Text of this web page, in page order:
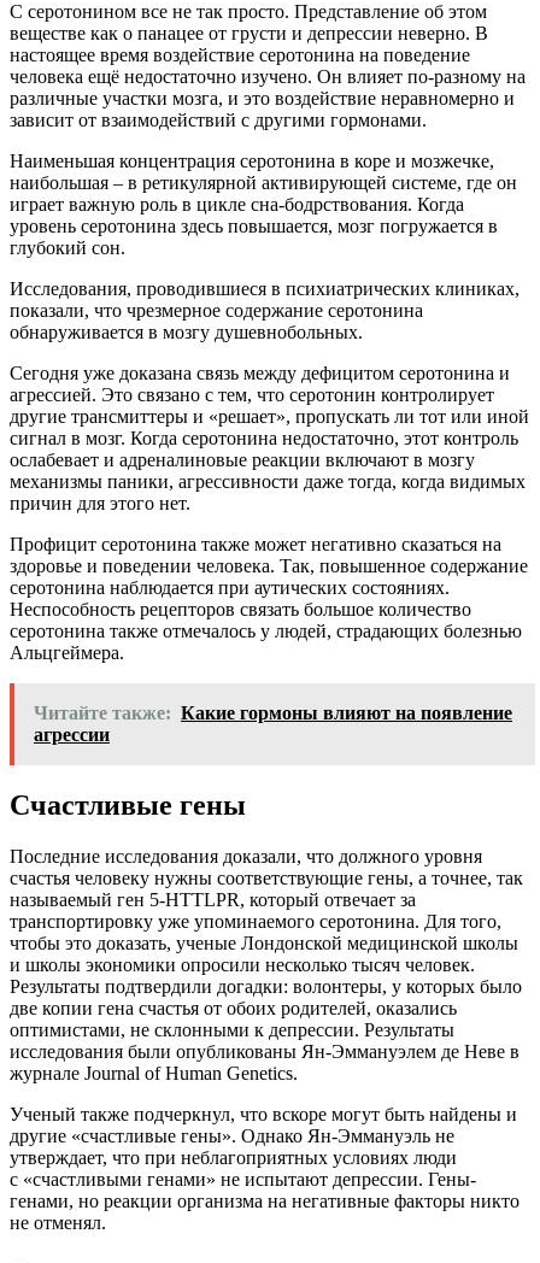
С серотонином все не так просто. Представление об этом
веществе как о панацее от грусти и депрессии неверно. В
настоящее время воздействие серотонина на поведение
человека ещё недостаточно изучено. Он влияет по-разному на
различные участки мозга, и это воздействие неравномерно и
зависит от взаимодействий с другими гормонами.
Наименьшая концентрация серотонина в коре и мозжечке,
наибольшая – в ретикулярной активирующей системе, где он
играет важную роль в цикле сна-бодрствования. Когда
уровень серотонина здесь повышается, мозг погружается в
глубокий сон.
Исследования, проводившиеся в психиатрических клиниках,
показали, что чрезмерное содержание серотонина
обнаруживается в мозгу душевнобольных.
Сегодня уже доказана связь между дефицитом серотонина и
агрессией. Это связано с тем, что серотонин контролирует
другие трансмиттеры и «решает», пропускать ли тот или иной
сигнал в мозг. Когда серотонина недостаточно, этот контроль
ослабевает и адреналиновые реакции включают в мозгу
механизмы паники, агрессивности даже тогда, когда видимых
причин для этого нет.
Профицит серотонина также может негативно сказаться на
здоровье и поведении человека. Так, повышенное содержание
серотонина наблюдается при аутических состояниях.
Неспособность рецепторов связать большое количество
серотонина также отмечалось у людей, страдающих болезнью
Альцгеймера.
Читайте также: Какие гормоны влияют на появление
агрессии
Счастливые гены
Последние исследования доказали, что должного уровня
счастья человеку нужны соответствующие гены, а точнее, так
называемый ген 5-HTTLPR, который отвечает за
транспортировку уже упоминаемого серотонина. Для того,
чтобы это доказать, ученые Лондонской медицинской школы
и школы экономики опросили несколько тысяч человек.
Результаты подтвердили догадки: волонтеры, у которых было
две копии гена счастья от обоих родителей, оказались
оптимистами, не склонными к депрессии. Результаты
исследования были опубликованы Ян-Эммануэлем де Неве в
журнале Journal of Human Genetics.
Ученый также подчеркнул, что вскоре могут быть найдены и
другие «счастливые гены». Однако Ян-Эммануэль не
утверждает, что при неблагоприятных условиях люди
с «счастливыми генами» не испытают депрессии. Гены-
генами, но реакции организма на негативные факторы никто
не отменял.